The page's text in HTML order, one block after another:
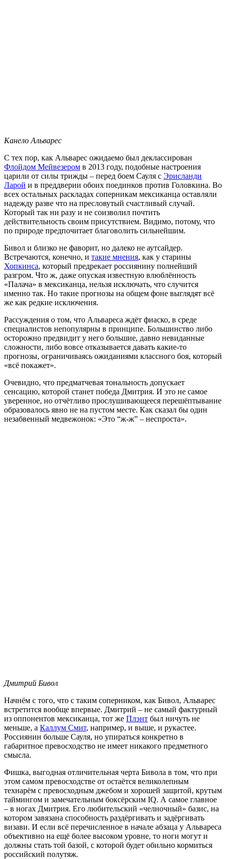
Канело Альварес
С тех пор, как Альварес ожидаемо был деклассирован
Флойдом Мейвезером в 2013 году, подобные настроения
царили от силы трижды – перед боем Сауля с Эрисланди
Ларой и в преддверии обоих поединков против Головкина. Во
всех остальных раскладах соперникам мексиканца оставляли
надежду разве что на пресловутый счастливый случай.
Который так ни разу и не соизволил почтить
действительность своим присутствием. Видимо, потому, что
по природе предпочитает благоволить сильнейшим.
Бивол и близко не фаворит, но далеко не аутсайдер.
Встречаются, конечно, и такие мнения, как у старины
Хопкинса, который предрекает россиянину полнейший
разгром. Что ж, даже опуская известную влюблённость
«Палача» в мексиканца, нельзя исключать, что случится
именно так. Но такие прогнозы на общем фоне выглядят всё
же как редкие исключения.
Рассуждения о том, что Альвареса ждёт фиаско, в среде
специалистов непопулярны в принципе. Большинство либо
осторожно предвидит у него большие, давно невиданные
сложности, либо вовсе отказывается давать какие-то
прогнозы, ограничиваясь ожиданиями классного боя, который
«всё покажет».
Очевидно, что предматчевая тональность допускает
сенсацию, которой станет победа Дмитрия. И это не самое
уверенное, но отчётливо прослушивающееся перешёптывание
образовалось явно не на пустом месте. Как сказал бы один
незабвенный медвежонок: «Это “ж-ж” – неспроста».
Дмитрий Бивол
Начнём с того, что с таким соперником, как Бивол, Альварес
встретится вообще впервые. Дмитрий – не самый фактурный
из оппонентов мексиканца, тот же Плэнт был ничуть не
меньше, а Каллум Смит, например, и выше, и рукастее.
Россиянин больше Сауля, но упираться конкретно в
габаритное превосходство не имеет никакого предметного
смысла.
Фишка, выгодная отличительная черта Бивола в том, что при
этом самом превосходстве от остаётся великолепным
технарём с превосходным джебом и хорошей защитой, крутым
таймингом и замечательным боксёрским IQ. А самое главное
– в ногах Дмитрия. Его любительский «челночный» базис, на
котором завязана способность раздёргивать и задёргивать
визави. И если всё перечисленное в начале абзаца у Альвареса
объективно на ещё более высоком уровне, то ноги могут и
должны стать той базой, с которой будет обильно кормиться
российский полутяж.